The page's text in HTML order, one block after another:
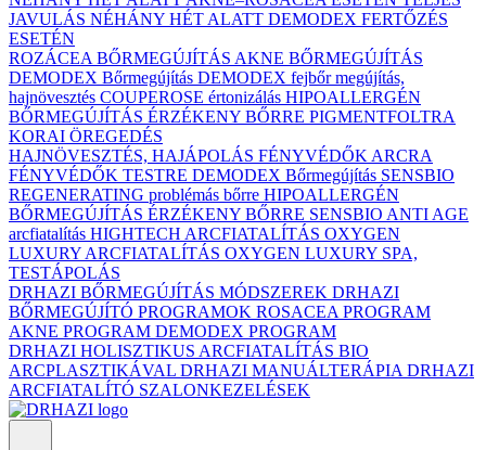
JAVULÁS NÉHÁNY HÉT ALATT DEMODEX FERTŐZÉS
ESETÉN
ROZÁCEA BŐRMEGÚJÍTÁS AKNE BŐRMEGÚJÍTÁS
DEMODEX Bőrmegújítás DEMODEX fejbőr megújítás,
hajnövesztés COUPEROSE értonizálás HIPOALLERGÉN
BŐRMEGÚJÍTÁS ÉRZÉKENY BŐRRE PIGMENTFOLTRA
KORAI ÖREGEDÉS
HAJNÖVESZTÉS, HAJÁPOLÁS FÉNYVÉDŐK ARCRA
FÉNYVÉDŐK TESTRE DEMODEX Bőrmegújítás SENSBIO
REGENERATING problémás bőrre HIPOALLERGÉN
BŐRMEGÚJÍTÁS ÉRZÉKENY BŐRRE SENSBIO ANTI AGE
arcfiatalítás HIGHTECH ARCFIATALÍTÁS OXYGEN
LUXURY ARCFIATALÍTÁS OXYGEN LUXURY SPA,
TESTÁPOLÁS
DRHAZI BŐRMEGÚJÍTÁS MÓDSZEREK DRHAZI
BŐRMEGÚJÍTÓ PROGRAMOK ROSACEA PROGRAM
AKNE PROGRAM DEMODEX PROGRAM
DRHAZI HOLISZTIKUS ARCFIATALÍTÁS BIO
ARCPLASZTIKÁVAL DRHAZI MANUÁLTERÁPIA DRHAZI
ARCFIATALÍTÓ SZALONKEZELÉSEK